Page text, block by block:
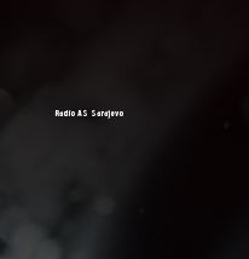
Radio AS Sarajevo